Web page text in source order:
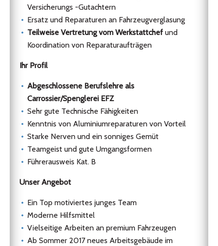
Versicherungs -Gutachtern
Ersatz und Reparaturen an Fahrzeugverglasung
Teilweise Vertretung vom Werkstattchef und
Koordination von Reparaturaufträgen
Ihr Profil
Abgeschlossene Berufslehre als
Carrossier/Spenglerei EFZ
Sehr gute Technische Fähigkeiten
Kenntnis von Aluminiumreparaturen von Vorteil
Starke Nerven und ein sonniges Gemüt
Teamgeist und gute Umgangsformen
Führerausweis Kat. B
Unser Angebot
Ein Top motiviertes junges Team
Moderne Hilfsmittel
Vielseitige Arbeiten an premium Fahrzeugen
Ab Sommer 2017 neues Arbeitsgebäude im